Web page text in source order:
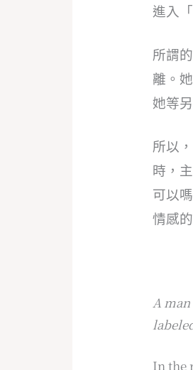
進入
所謂
離。
她等
所以
時，
可以
情感
A
In the